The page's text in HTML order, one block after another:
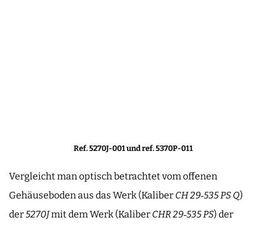
Ref. 5270J-001 und ref. 5370P-011
Vergleicht man optisch betrachtet vom offenen
Gehäuseboden aus das Werk (Kaliber CH 29‑535 PS Q)
der5270Jmit dem Werk (Kaliber CHR 29‑535 PS) der